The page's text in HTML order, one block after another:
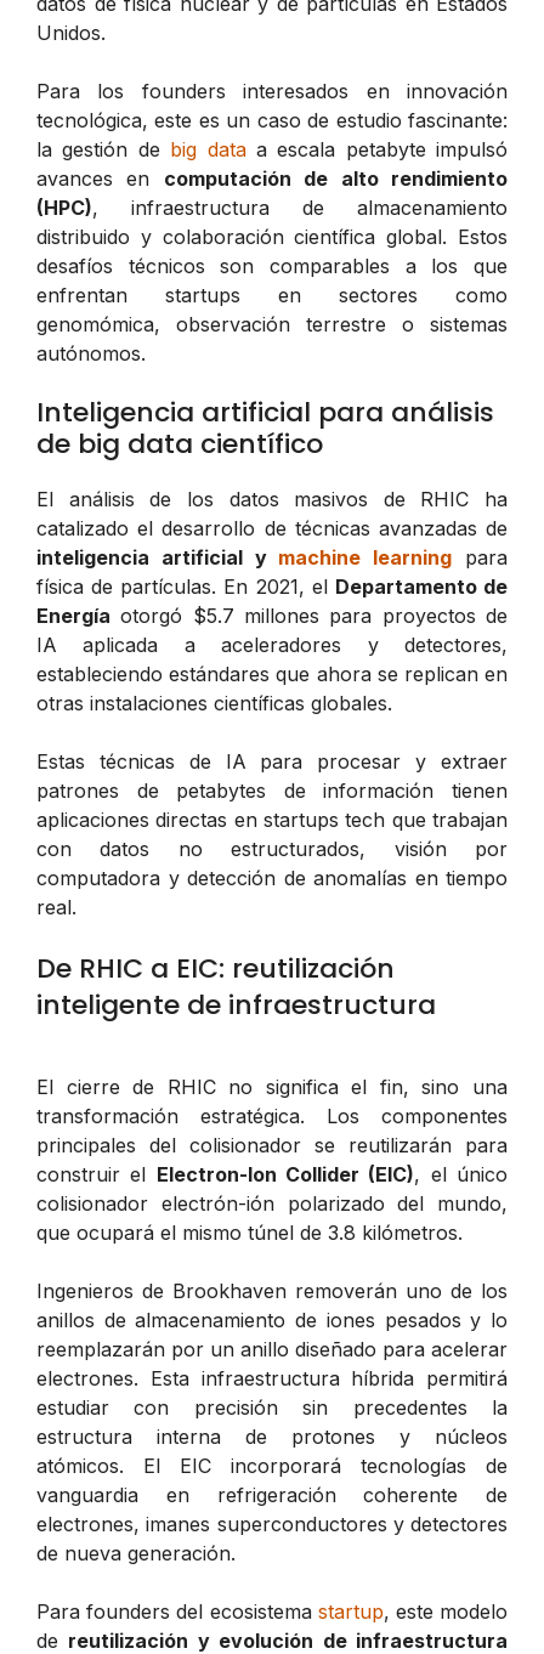
Unidos.
Para los founders interesados en innovación
tecnológica, este es un caso de estudio fascinante:
la gestión de big dataa escala petabyte impulsó
avances en computación de alto rendimiento
(HPC), infraestructura de almacenamiento
distribuido y colaboración científica global. Estos
desafíos técnicos son comparables a los que
enfrentan startups en sectores como
genomómica, observación terrestre o sistemas
autónomos.
Inteligencia artificial para análisis
de big data científico
El análisis de los datos masivos de RHIC ha
catalizado el desarrollo de técnicas avanzadas de
inteligencia artificial y machine learning para
física de partículas. En 2021, el Departamento de
Energía otorgó $5.7 millones para proyectos de
IA aplicada a aceleradores y detectores,
estableciendo estándares que ahora se replican en
otras instalaciones científicas globales.
Estas técnicas de IA para procesar y extraer
patrones de petabytes de información tienen
aplicaciones directas en startups tech que trabajan
con datos no estructurados, visión por
computadora y detección de anomalías en tiempo
real.
De RHIC a EIC: reutilización
inteligente de infraestructura
El cierre de RHIC no significa el fin, sino una
transformación estratégica. Los componentes
principales del colisionador se reutilizarán para
construir el Electron-Ion Collider (EIC), el único
colisionador electrón-ión polarizado del mundo,
que ocupará el mismo túnel de 3.8 kilómetros.
Ingenieros de Brookhaven removerán uno de los
anillos de almacenamiento de iones pesados y lo
reemplazarán por un anillo diseñado para acelerar
electrones. Esta infraestructura híbrida permitirá
estudiar con precisión sin precedentes la
estructura interna de protones y núcleos
atómicos. El EIC incorporará tecnologías de
vanguardia en refrigeración coherente de
electrones, imanes superconductores y detectores
de nueva generación.
Para founders del ecosistema startup, este modelo
de reutilización y evolución de infraestructura